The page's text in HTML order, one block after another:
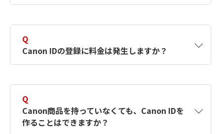
択したサービスから取得します。アカウントを
簡単に作成できるように、この情報を使用して
Canon IDの登録フォームを入力します。
Q
Canon IDの登録に料金は発生しますか？
Q
Canon商品を持っていなくても、Canon IDを
作ることはできますか？